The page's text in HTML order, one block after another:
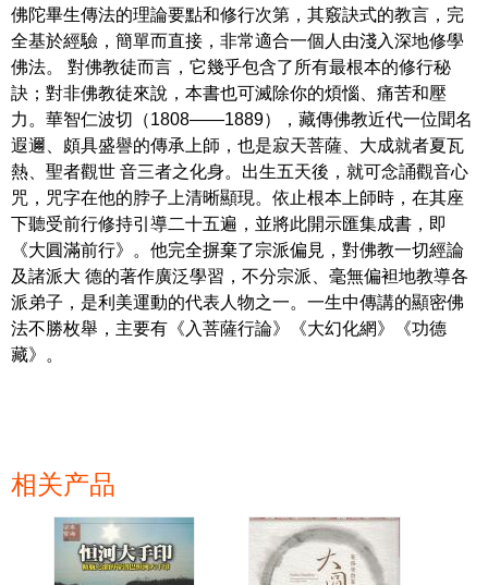
佛陀畢生傳法的理論要點和修行次第，其竅訣式的教言，完
全基於經驗，簡單而直接，非常適合一個人由淺入深地修學
佛法。 對佛教徒而言，它幾乎包含了所有最根本的修行秘
訣；對非佛教徒來說，本書也可滅除你的煩惱、痛苦和壓
力。華智仁波切（1808——1889），藏傳佛教近代一位聞名
遐邇、頗具盛譽的傳承上師，也是寂天菩薩、大成就者夏瓦
熱、聖者觀世 音三者之化身。出生五天後，就可念誦觀音心
咒，咒字在他的脖子上清晰顯現。依止根本上師時，在其座
下聽受前行修持引導二十五遍，並將此開示匯集成書，即
《大圓滿前行》。他完全摒棄了宗派偏見，對佛教一切經論
及諸派大 德的著作廣泛學習，不分宗派、毫無偏袒地教導各
派弟子，是利美運動的代表人物之一。一生中傳講的顯密佛
法不勝枚舉，主要有《入菩薩行論》《大幻化網》《功德
藏》。
相关产品
页面